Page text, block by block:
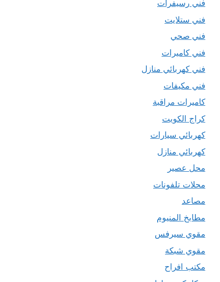
فني رسيفرات
فني ستلايت
فني صحي
فني كاميرات
فني كهربائي منازل
فني مكيفات
كاميرات مراقبة
كراج الكويت
كهربائي سيارات
كهربائي منازل
محل عصير
محلات تلفونات
مصاعد
مطابخ المنيوم
مقوي سيرفس
مقوي شبكة
مكتب افراح